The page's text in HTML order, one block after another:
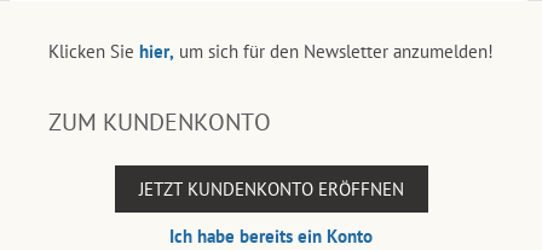
Klicken Sie hier, um sich für den Newsletter anzumelden!
ZUM KUNDENKONTO
JETZT KUNDENKONTO ERÖFFNEN
Ich habe bereits ein Konto